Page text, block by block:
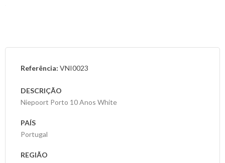
Nossas
Provas
Referência: VNI0023
DESCRIÇÃO
Niepoort Porto 10 Anos White
PAÍS
Portugal
REGIÃO